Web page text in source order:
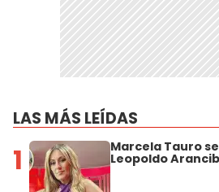
LAS MÁS LEÍDAS
1 Marcela Tauro
Leopoldo